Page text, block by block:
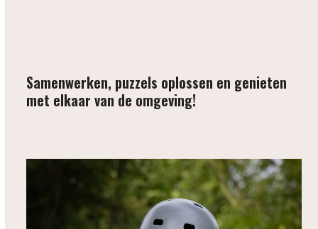
Samenwerken, puzzels oplossen en genieten
met elkaar van de omgeving!